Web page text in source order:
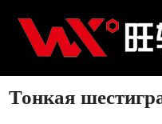
Главная
Продукция
Новости
Тонкая